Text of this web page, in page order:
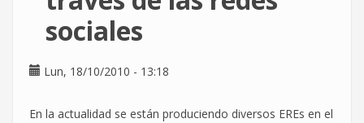
sociales
Lun, 18/10/2010 - 13:18
En la actualidad se están produciendo diversos EREs en el